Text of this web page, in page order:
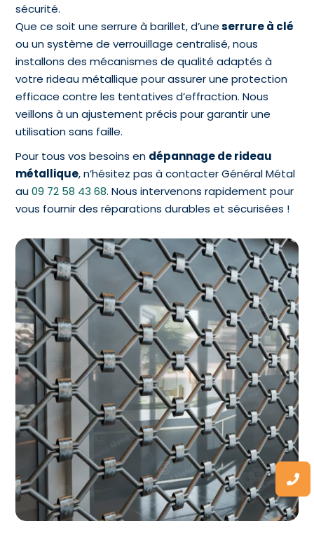
sécurité.
Que ce soit une serrure à barillet, d’uneserrure à clé
ou un système de verrouillage centralisé, nous
installons des mécanismes de qualité adaptés à
votre rideau métallique pour assurer une protection
efficace contre les tentatives d’effraction. Nous
veillons à un ajustement précis pour garantir une
utilisation sans faille.
Pour tous vos besoins en dépannage de rideau
métallique, n’hésitez pas à contacter Général Métal
au09 72 58 43 68. Nous intervenons rapidement pour
vous fournir des réparations durables et sécurisées !